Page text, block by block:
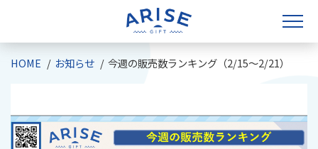
HOME お知らせ 今週の販売数ランキング（2/15～2/21）